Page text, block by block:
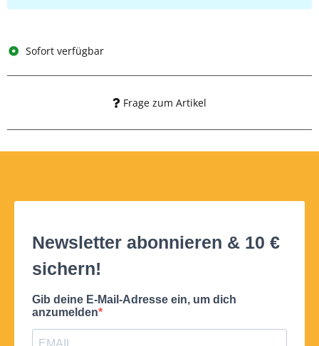
Sofort verfügbar
Frage zum Artikel